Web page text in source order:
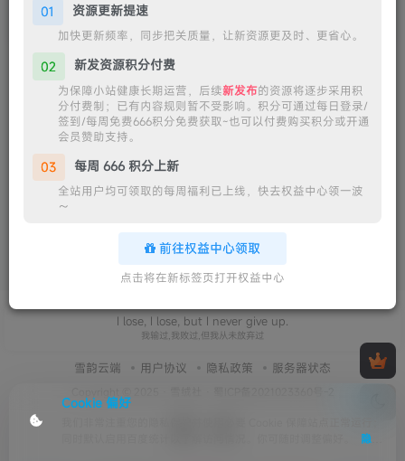
32天前
I lose, I lose, but I never give up.
我输过,我败过,但我从未放弃过
雪韵云端 用户协议 隐私政策 服务器状态
Cookie 偏好
隐私
01 资源更新提速
加快更新频率，同步把关质量，让新资源更及时、更省心。
02 新发资源积分付费
为保障小站健康长期运营，后续新发布的资源将逐步采用积
分付费制；已有内容规则暂不受影响。积分可通过每日登录/
签到/每周免费666积分免费获取~也可以付费购买积分或开通
会员赞助支持。
03 每周 666 积分上新
全站用户均可领取的每周福利已上线，快去权益中心领一波
～
前往权益中心领取
点击将在新标签页打开权益中心